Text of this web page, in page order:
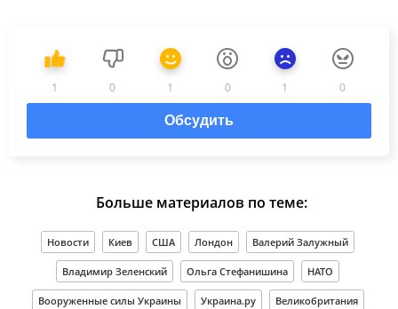
1 0 1 0 1 0
Обсудить
Больше материалов по теме:
Новости Киев США Лондон Валерий Залужный
Владимир Зеленский Ольга Стефанишина НАТО
Вооруженные силы Украины Украина.ру Великобритания